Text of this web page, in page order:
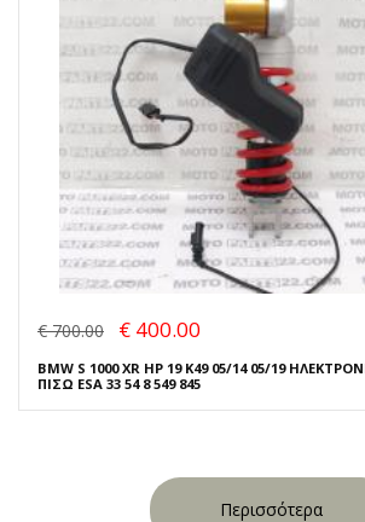
€ 700.00 € 400.00
BMW S 1000 XR HP 19 K49 05/14 05/19
ΠΙΣΩ ESA 33 54 8 549 845
Περισσότερα